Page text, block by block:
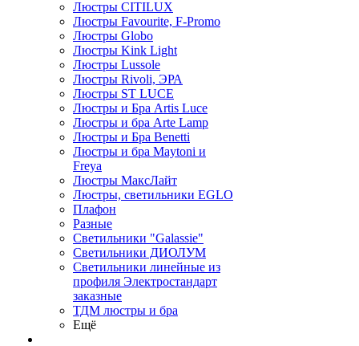
Люстры CITILUX
Люстры Favourite, F-Promo
Люстры Globo
Люстры Kink Light
Люстры Lussole
Люстры Rivoli, ЭРА
Люстры ST LUCE
Люстры и Бра Artis Luce
Люстры и бра Arte Lamp
Люстры и Бра Benetti
Люстры и бра Maytoni и
Freya
Люстры МаксЛайт
Люстры, светильники EGLO
Плафон
Разные
Светильники "Galassie"
Светильники ДИОЛУМ
Светильники линейные из
профиля Электростандарт
заказные
ТДМ люстры и бра
Ещё